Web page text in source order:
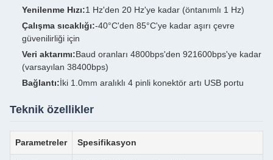
Yenilenme Hızı:1 Hz'den 20 Hz'ye kadar (öntanımlı 1 Hz)
Çalışma sıcaklığı:-40°C'den 85°C'ye kadar aşırı çevre
güvenilirliği için
Veri aktarımı:Baud oranları 4800bps'den 921600bps'ye kadar
(varsayılan 38400bps)
Bağlantı:İki 1.0mm aralıklı 4 pinli konektör artı USB portu
Teknik özellikler
Parametreler Spesifikasyon